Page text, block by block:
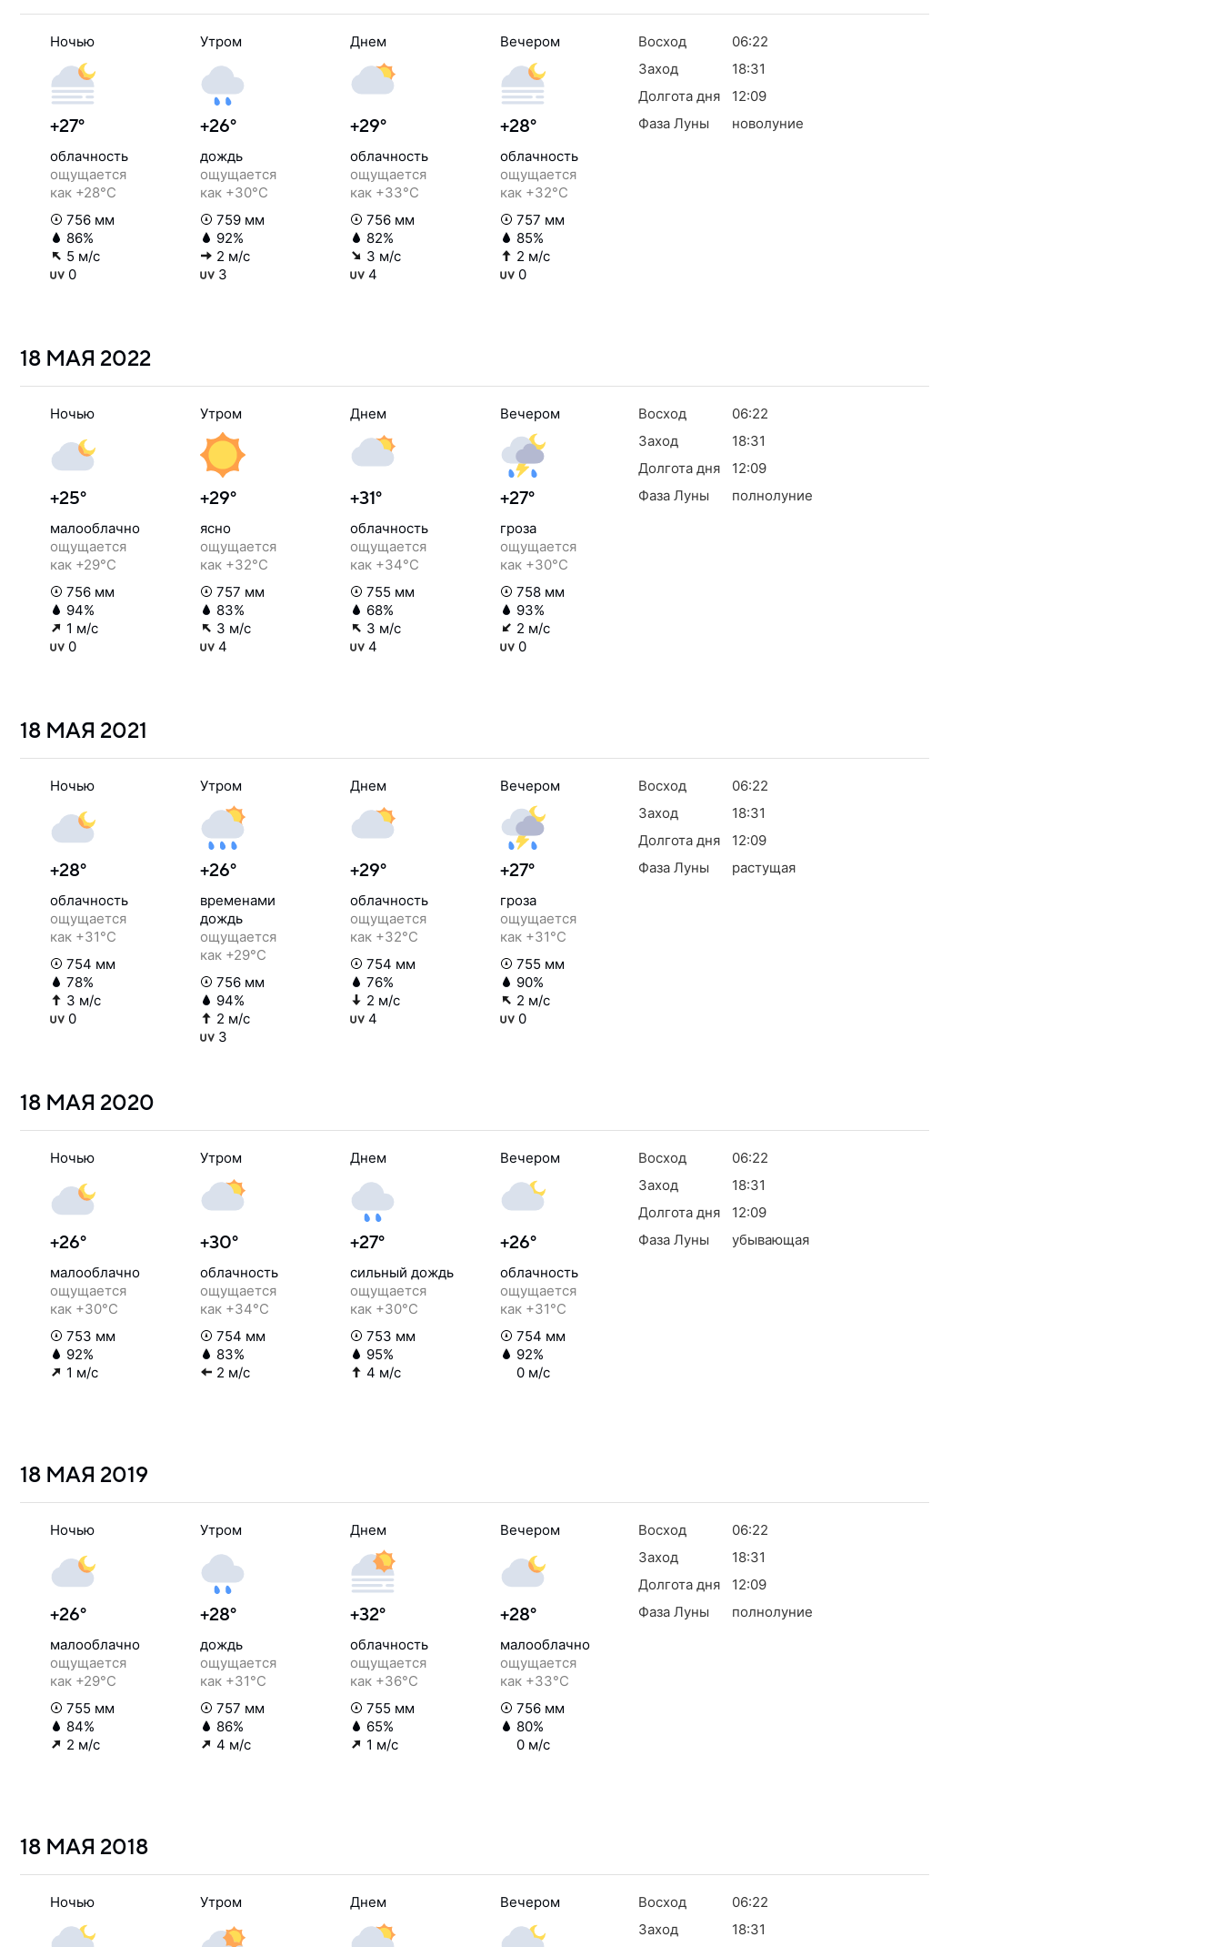
Ночью
+27°
облачность
ощущается
как +28°C
756 мм
86%
5 м/с
0
Утром
+26°
дождь
ощущается
как +30°C
759 мм
92%
2 м/с
3
Днем
+29°
облачность
ощущается
как +33°C
756 мм
82%
3 м/с
4
Вечером
+28°
облачность
ощущается
как +32°C
757 мм
85%
2 м/с
0
Восход
06:22
Заход
18:31
Долгота дня
12:09
Фаза Луны
новолуние
18 МАЯ 2022
Ночью
+25°
малооблачно
ощущается
как +29°C
756 мм
94%
1 м/с
0
Утром
+29°
ясно
ощущается
как +32°C
757 мм
83%
3 м/с
4
Днем
+31°
облачность
ощущается
как +34°C
755 мм
68%
3 м/с
4
Вечером
+27°
гроза
ощущается
как +30°C
758 мм
93%
2 м/с
0
Восход
06:22
Заход
18:31
Долгота дня
12:09
Фаза Луны
полнолуние
18 МАЯ 2021
Ночью
+28°
облачность
ощущается
как +31°C
754 мм
78%
3 м/с
0
Утром
+26°
временами
дождь
ощущается
как +29°C
756 мм
94%
2 м/с
3
Днем
+29°
облачность
ощущается
как +32°C
754 мм
76%
2 м/с
4
Вечером
+27°
гроза
ощущается
как +31°C
755 мм
90%
2 м/с
0
Восход
06:22
Заход
18:31
Долгота дня
12:09
Фаза Луны
растущая
18 МАЯ 2020
Ночью
+26°
малооблачно
ощущается
как +30°C
753 мм
92%
1 м/с
Утром
+30°
облачность
ощущается
как +34°C
754 мм
83%
2 м/с
Днем
+27°
сильный дождь
ощущается
как +30°C
753 мм
95%
4 м/с
Вечером
+26°
облачность
ощущается
как +31°C
754 мм
92%
0 м/с
Восход
06:22
Заход
18:31
Долгота дня
12:09
Фаза Луны
убывающая
18 МАЯ 2019
Ночью
+26°
малооблачно
ощущается
как +29°C
755 мм
84%
2 м/с
Утром
+28°
дождь
ощущается
как +31°C
757 мм
86%
4 м/с
Днем
+32°
облачность
ощущается
как +36°C
755 мм
65%
1 м/с
Вечером
+28°
малооблачно
ощущается
как +33°C
756 мм
80%
0 м/с
Восход
06:22
Заход
18:31
Долгота дня
12:09
Фаза Луны
полнолуние
18 МАЯ 2018
Ночью Утром Днем Вечером Восход
06:22
Заход
18:31